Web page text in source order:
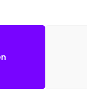
product rechtstreeks